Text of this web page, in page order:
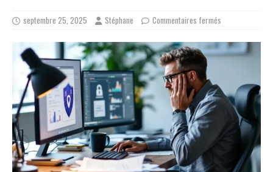
septembre 25, 2025 Stéphane Commentaires fermés